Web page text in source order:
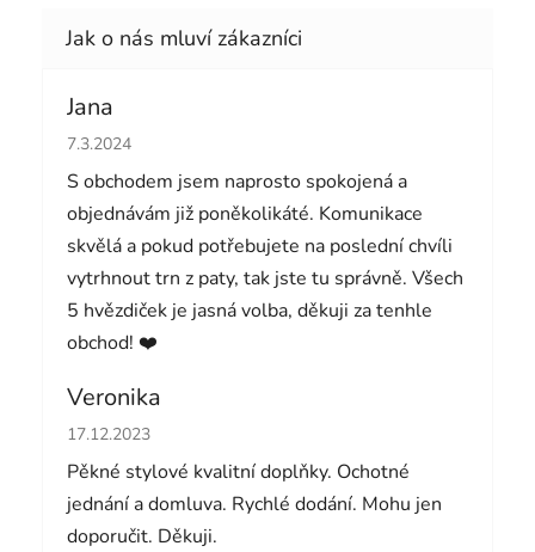
Jana
Hodnocení obchodu je 5 z 5 hvězdiček.
7.3.2024
S obchodem jsem naprosto spokojená a
objednávám již poněkolikáté. Komunikace
skvělá a pokud potřebujete na poslední chvíli
vytrhnout trn z paty, tak jste tu správně. Všech
5 hvězdiček je jasná volba, děkuji za tenhle
obchod! ❤️
Veronika
Hodnocení obchodu je 5 z 5 hvězdiček.
17.12.2023
Pěkné stylové kvalitní doplňky. Ochotné
jednání a domluva. Rychlé dodání. Mohu jen
doporučit. Děkuji.